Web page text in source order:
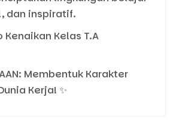
dan inspiratif.
Kenaikan Kelas T.A
Membentuk Karakter
Kerja! ✨